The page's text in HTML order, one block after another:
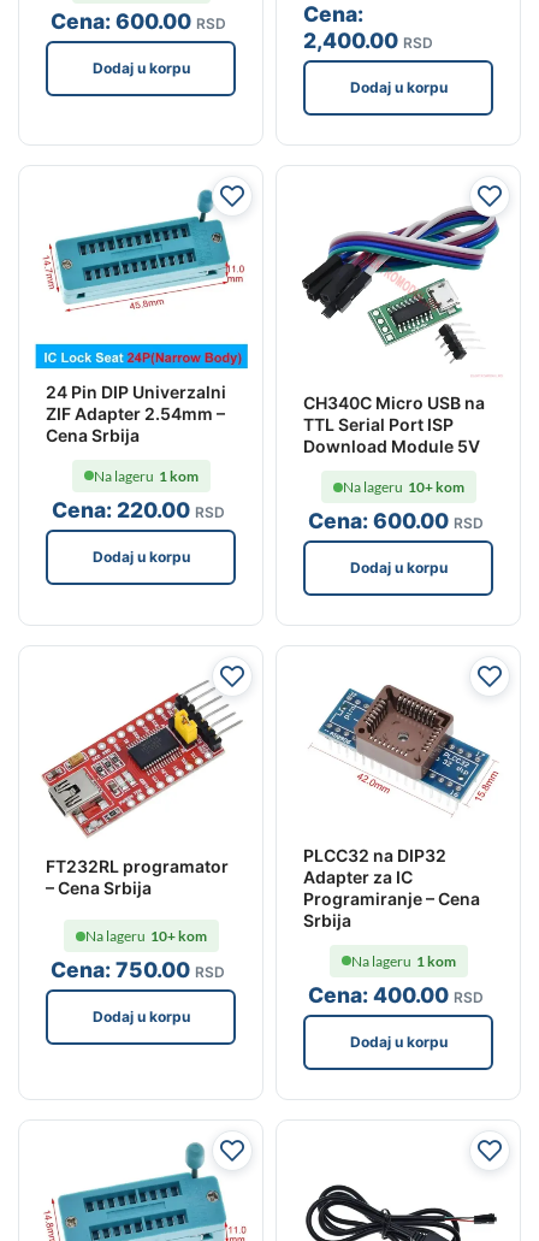
Cena:600.00 RSD
Dodaj u korpu
Cena:
2,400.00 RSD
Dodaj u korpu
24 Pin DIP Univerzalni
ZIF Adapter 2.54mm –
Cena Srbija
Cena: 220.00 RSD
Na lageru 1 kom
Dodaj u korpu
CH340C Micro USB na
TTL Serial Port ISP
Download Module 5V
Cena:600.00 RSD
Na lageru 10+ kom
Dodaj u korpu
FT232RL programator
– Cena Srbija
Cena:750.00 RSD
Na lageru 10+ kom
Dodaj u korpu
PLCC32 na DIP32
Adapter za IC
Programiranje – Cena
Srbija
Cena:400.00 RSD
Na lageru 1 kom
Dodaj u korpu